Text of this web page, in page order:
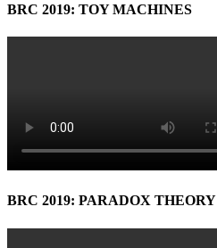
BRC 2019: TOY MACHINES
BRC 2019: PARADOX THEORY